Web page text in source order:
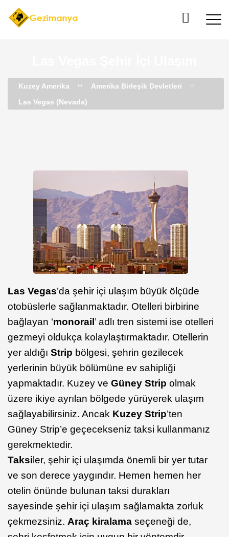
Kuzey Amerika
Amerika Birleşik Devletleri
Las Vegas (Nevada)
Las Vegas’da şehir içi ulaşım büyük ölçüde
otobüslerle sağlanmaktadır. Otelleri birbirine
bağlayan ‘monorail’ adlı tren sistemi ise otelleri
gezmeyi oldukça kolaylaştırmaktadır. Otellerin
yer aldığı Strip bölgesi, şehrin gezilecek
yerlerinin büyük bölümüne ev sahipliği
yapmaktadır. Kuzey ve Güney Strip olmak
üzere ikiye ayrılan bölgede yürüyerek ulaşım
sağlayabilirsiniz. Ancak Kuzey Strip’ten
Güney Strip’e geçecekseniz taksi kullanmanız
gerekmektedir.
Taksiler, şehir içi ulaşımda önemli bir yer tutar
ve son derece yaygındır. Hemen hemen her
otelin önünde bulunan taksi durakları
sayesinde şehir içi ulaşım sağlamakta zorluk
çekmezsiniz. Araç kiralama seçeneği de,